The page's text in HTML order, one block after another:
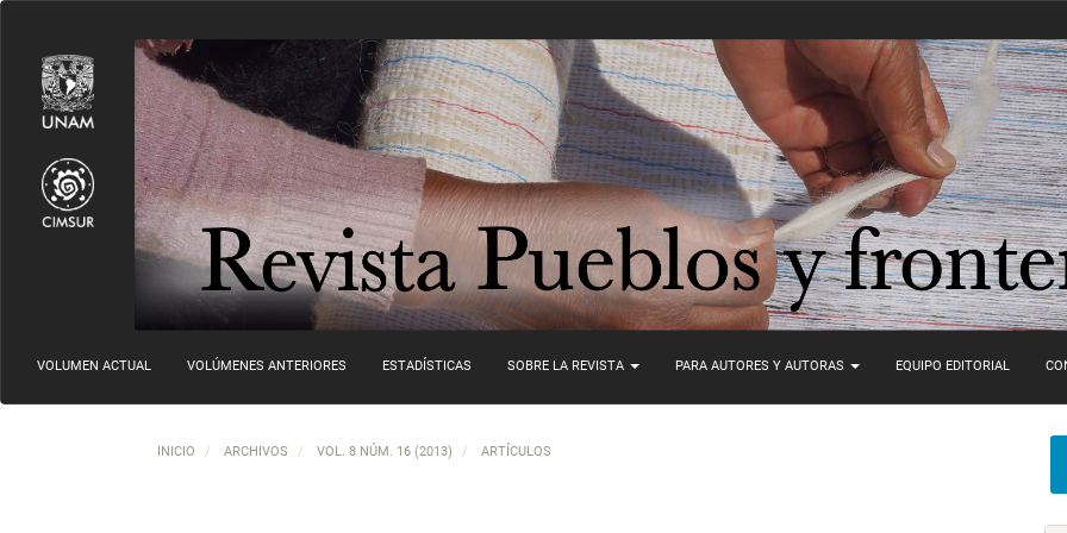
Contenido principal
Barra lateral
VOLUMEN ACTUAL VOLÚMENES ANTERIORES ESTADÍSTICAS SOBRE LA REVISTA PARA AUTORES Y AUTORAS EQUIPO EDITORIAL
INICIO ARCHIVOS VOL. 8 NÚM. 16 (2013) ARTÍCULOS